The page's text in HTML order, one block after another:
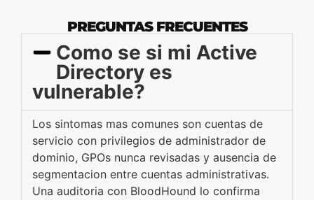
PREGUNTAS FRECUENTES
Como se si mi Active
Directory es
vulnerable?
Los sintomas mas comunes son cuentas de
servicio con privilegios de administrador de
dominio, GPOs nunca revisadas y ausencia de
segmentacion entre cuentas administrativas.
Una auditoria con BloodHound lo confirma